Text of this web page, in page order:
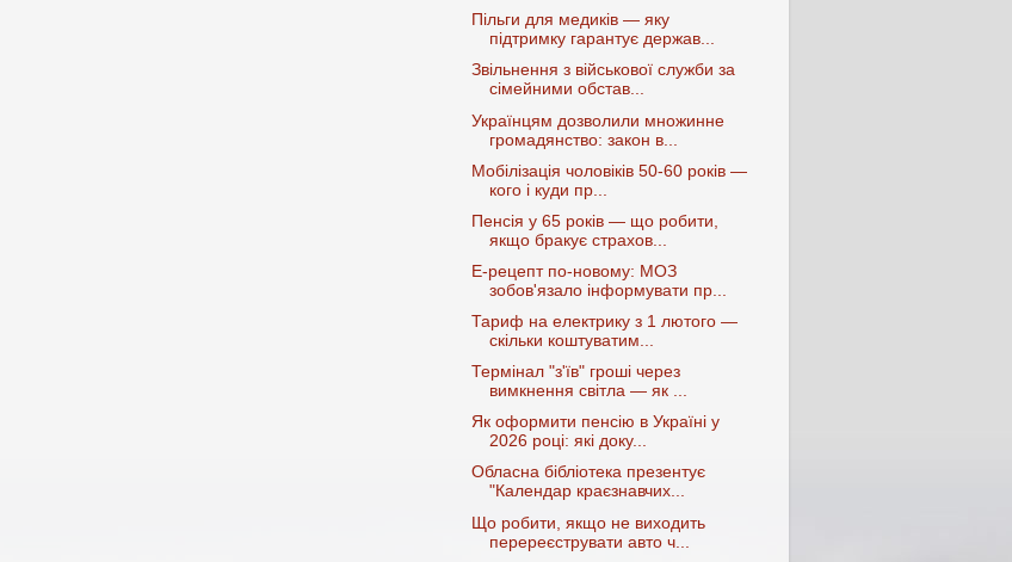
Пільги для медиків — яку
підтримку гарантує держав...
Звільнення з військової служби за
сімейними обстав...
Українцям дозволили множинне
громадянство: закон в...
Мобілізація чоловіків 50-60 років —
кого і куди пр...
Пенсія у 65 років — що робити,
якщо бракує страхов...
Е-рецепт по-новому: МОЗ
зобов'язало інформувати пр...
Тариф на електрику з 1 лютого —
скільки коштуватим...
Термінал "з'їв" гроші через
вимкнення світла — як ...
Як оформити пенсію в Україні у
2026 році: які доку...
Обласна бібліотека презентує
"Календар краєзнавчих...
Що робити, якщо не виходить
перереєструвати авто ч...